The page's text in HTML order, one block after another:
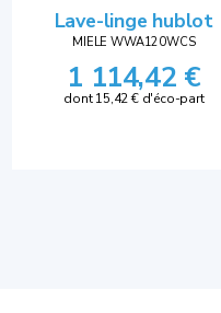
Lave-linge hublot
MIELE WWA120WCS
1 114,42 €
dont 15,42 € d'éco-part